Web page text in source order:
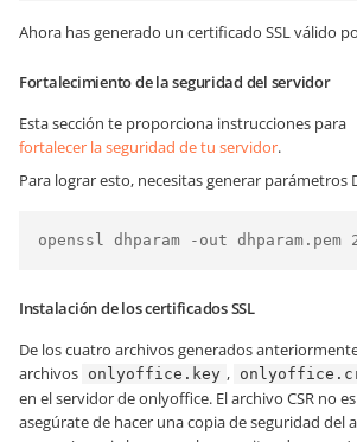
Ahora has generado un certificado SSL válido
Fortalecimiento de la seguridad del servidor
Esta sección te proporciona instrucciones para
fortalecer la seguridad de tu servidor.
Para lograr esto, necesitas generar parámetros
openssl dhparam -out dhparam.pem
Instalación de los certificados SSL
De los cuatro archivos generados
archivos onlyoffice.key ,
en el servidor de onlyoffice. El archivo CSR no
asegúrate de hacer una copia de seguridad del